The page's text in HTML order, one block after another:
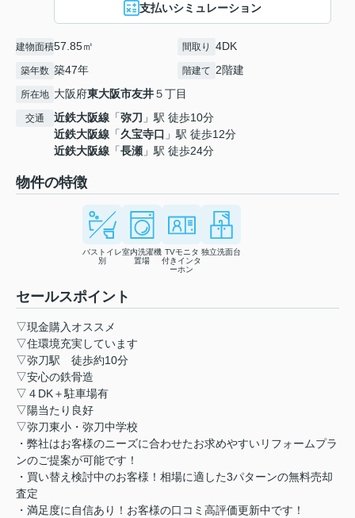
支払いシミュレーション
建物面積57.85㎡ 間取り 4DK
築年数 築47年 階建て 2階建
所在地 大阪府東大阪市友井５丁目
交通 近鉄大阪線 「弥刀 」駅 徒歩10分
近鉄大阪線 「久宝寺口 」駅 徒歩12分
近鉄大阪線 「長瀬 」駅 徒歩24分
物件の特徴
バストイレ
別
室内洗濯機
置場
TVモニタ
付きインタ
ーホン
独立洗面台
セールスポイント
▽現金購入オススメ
▽住環境充実しています
▽弥刀駅 徒歩約10分
▽安心の鉄骨造
▽４DK＋駐車場有
▽陽当たり良好
▽弥刀東小・弥刀中学校
・弊社はお客様のニーズに合わせたお求めやすいリフォームプラ
ンのご提案が可能です！
・買い替え検討中のお客様！相場に適した3パターンの無料売却
査定
・満足度に自信あり！お客様の口コミ高評価更新中です！